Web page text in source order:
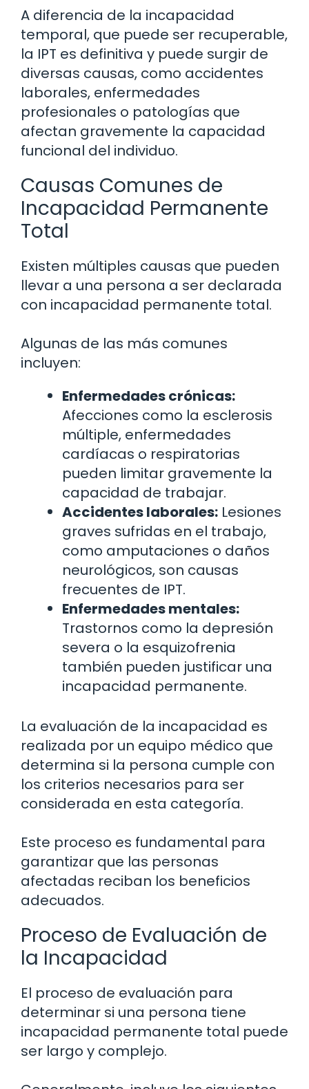
A diferencia de la incapacidad
temporal, que puede ser recuperable,
la IPT es definitiva y puede surgir de
diversas causas, como accidentes
laborales, enfermedades
profesionales o patologías que
afectan gravemente la capacidad
funcional del individuo.
Causas Comunes de
Incapacidad Permanente
Total
Existen múltiples causas que pueden
llevar a una persona a ser declarada
con incapacidad permanente total.
Algunas de las más comunes
incluyen:
Enfermedades crónicas:
Afecciones como la esclerosis
múltiple, enfermedades
cardíacas o respiratorias
pueden limitar gravemente la
capacidad de trabajar.
Accidentes laborales: Lesiones
graves sufridas en el trabajo,
como amputaciones o daños
neurológicos, son causas
frecuentes de IPT.
Enfermedades mentales:
Trastornos como la depresión
severa o la esquizofrenia
también pueden justificar una
incapacidad permanente.
La evaluación de la incapacidad es
realizada por un equipo médico que
determina si la persona cumple con
los criterios necesarios para ser
considerada en esta categoría.
Este proceso es fundamental para
garantizar que las personas
afectadas reciban los beneficios
adecuados.
Proceso de Evaluación de
la Incapacidad
El proceso de evaluación para
determinar si una persona tiene
incapacidad permanente total puede
ser largo y complejo.